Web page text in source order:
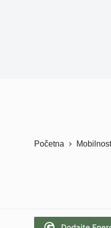
Početna